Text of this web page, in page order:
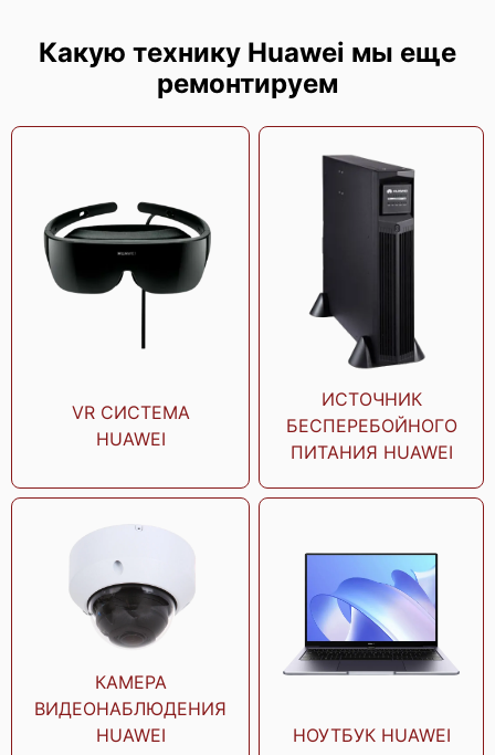
Huawei TaiShan 200 2280 V2
Huawei TaiShan 200 5280 V2
Huawei TaiShan 200 XA320 V2
Какую технику Huawei мы еще
ремонтируем
VR СИСТЕМА
HUAWEI
ИСТОЧНИК
БЕСПЕРЕБОЙНОГО
ПИТАНИЯ HUAWEI
КАМЕРА
ВИДЕОНАБЛЮДЕНИЯ
HUAWEI
НОУТБУК HUAWEI